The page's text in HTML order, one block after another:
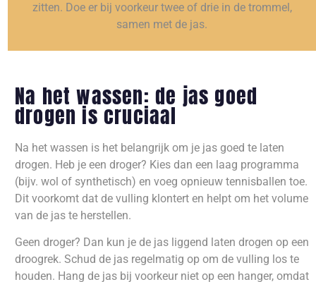
zitten. Doe er bij voorkeur twee of drie in de trommel,
samen met de jas.
Na het wassen: de jas goed
drogen is cruciaal
Na het wassen is het belangrijk om je jas goed te laten
drogen. Heb je een droger? Kies dan een laag programma
(bijv. wol of synthetisch) en voeg opnieuw tennisballen toe.
Dit voorkomt dat de vulling klontert en helpt om het volume
van de jas te herstellen.
Geen droger? Dan kun je de jas liggend laten drogen op een
droogrek. Schud de jas regelmatig op om de vulling los te
houden. Hang de jas bij voorkeur niet op een hanger, omdat